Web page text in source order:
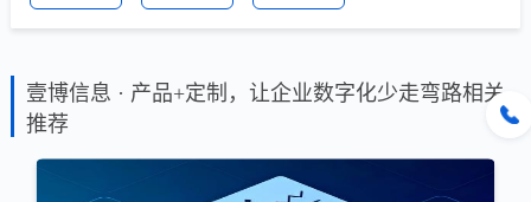
壹博信息 · 产品+定制，让企业数字化少走弯路相关
推荐